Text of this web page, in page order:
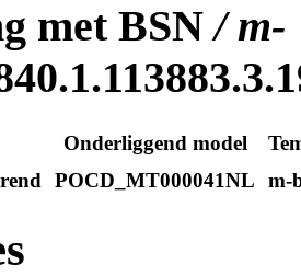
met BSN/ m-
Onderliggend model
POCD_MT000041NL m-